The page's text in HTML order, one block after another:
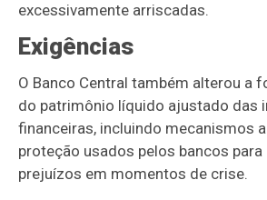
excessivamente arriscadas.
Exigências
O Banco Central também alterou a
do patrimônio líquido ajustado das
financeiras, incluindo mecanismos
proteção usados pelos bancos para
prejuízos em momentos de crise.